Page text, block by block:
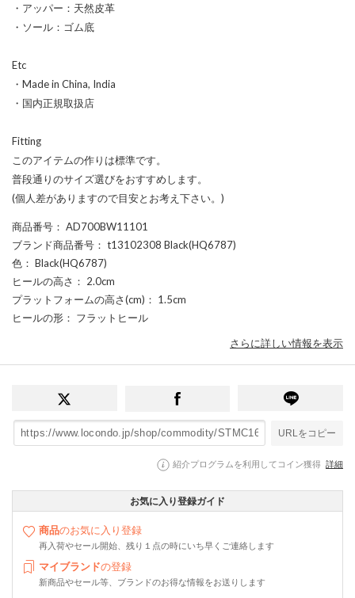
・アッパー：天然皮革
・ソール：ゴム底
Etc
・Made in China, India
・国内正規取扱店
Fitting
このアイテムの作りは標準です。
普段通りのサイズ選びをおすすめします。
(個人差がありますので目安とお考え下さい。)
商品番号 ： AD700BW11101
ブランド商品番号 ： t13102308 Black(HQ6787)
色 ： Black(HQ6787)
ヒールの高さ ： 2.0cm
プラットフォームの高さ(cm) ： 1.5cm
ヒールの形 ： フラットヒール
さらに詳しい情報を表示
URLをコピー
紹介プログラムを利用してコイン獲得 詳細
お気に入り登録ガイド
商品のお気に入り登録
再入荷やセール開始、残り１点の時にいち早くご連絡します
マイブランドの登録
新商品やセール等、ブランドのお得な情報をお送りします